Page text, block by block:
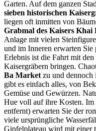
Garten. Auf dem ganzen
sieben historischen
liegen oft inmitten von
Grabmal des Kaisers Khai
Anlage mit vielen
und im Inneren erwarten
Erlebnis ist die Fahrt mit den
Kaisergräbern bringen.
Ba Market zu und dennoch
gibt es einfach alles, von
Gemüse und Gewürzen.
Hue voll auf ihre Kosten. Im
entfernt) erwarten Sie der
viele ursprüngliche
Gipfelplateau wird mit einer